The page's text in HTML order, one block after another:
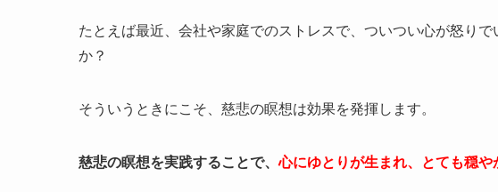
たとえば最近、会社や家庭でのストレスで、ついつい心が怒り
か？
そういうときにこそ、慈悲の瞑想は効果を発揮します。
慈悲の瞑想を実践することで、心にゆとりが生まれ、とても穏